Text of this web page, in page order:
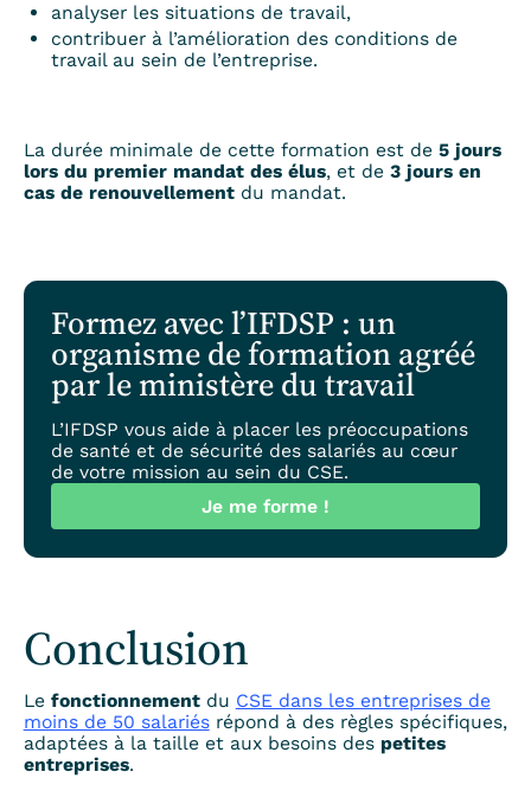
analyser les situations de travail,
contribuer à l’amélioration des conditions de
travail au sein de l’entreprise.
La durée minimale de cette formation est de5 jours
lors du premier mandat des élus, et de 3 jours en
cas de renouvellementdu mandat.
Formez avec l’IFDSP : un
organisme de formation agréé
par le ministère du travail
L’IFDSP vous aide à placer les préoccupations
de santé et de sécurité des salariés au cœur
de votre mission au sein du CSE.
Je me forme !
Conclusion
Le fonctionnement du CSE dans les entreprises de
moins de 50 salariésrépond à des règles spécifiques,
adaptées à la taille et aux besoins des petites
entreprises.